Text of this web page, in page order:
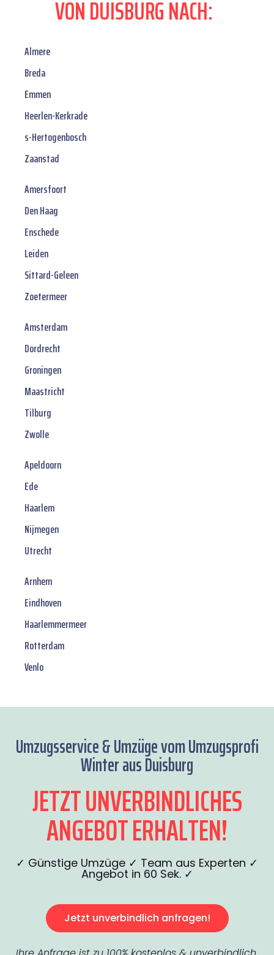
VON DUISBURG NACH:
Almere
Breda
Emmen
Heerlen-Kerkrade
s-Hertogenbosch
Zaanstad
Amersfoort
Den Haag
Enschede
Leiden
Sittard-Geleen
Zoetermeer
Amsterdam
Dordrecht
Groningen
Maastricht
Tilburg
Zwolle
Apeldoorn
Ede
Haarlem
Nijmegen
Utrecht
Arnhem
Eindhoven
Haarlemmermeer
Rotterdam
Venlo
Umzugsservice & Umzüge vom Umzugsprofi
Winter aus Duisburg
JETZT UNVERBINDLICHES
ANGEBOT ERHALTEN!
✓ Günstige Umzüge ✓ Team aus Experten ✓
Angebot in 60 Sek. ✓
Jetzt unverbindlich anfragen!